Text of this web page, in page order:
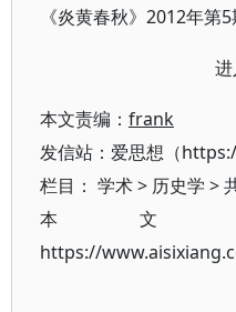
《炎黄春秋》2012年第5
进
本文责编： frank
发信站：爱思想（
栏目： 学术> 历史学 >
本文
https://